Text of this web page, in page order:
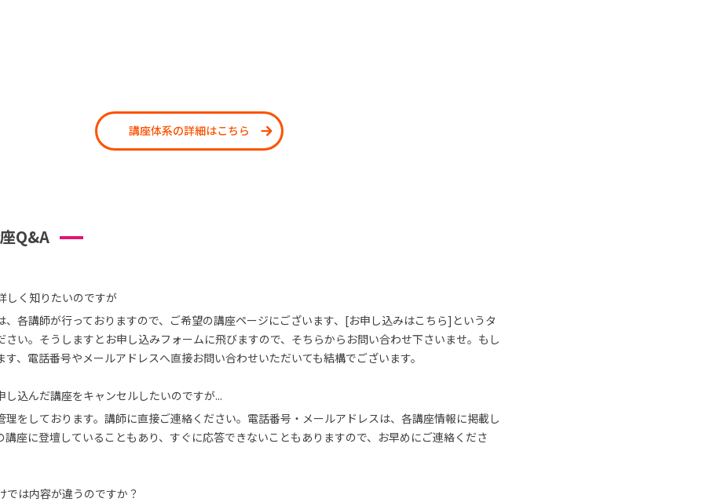
講座体系の詳細はこちら
Q&A
しく知りたいのですが
、各講師が行っておりますので、ご希望の講座ページにございます、[お申し込みはこちら]というタ
さい。そうしますとお申し込みフォームに飛びますので、そちらからお問い合わせ下さいませ。もし
す、電話番号やメールアドレスへ直接お問い合わせいただいても結構でございます。
し込んだ講座をキャンセルしたいのですが...
理をしております。講師に直接ご連絡ください。電話番号・メールアドレスは、各講座情報に掲載し
講座に登壇していることもあり、すぐに応答できないこともありますので、お早めにご連絡くださ
では内容が違うのですか？